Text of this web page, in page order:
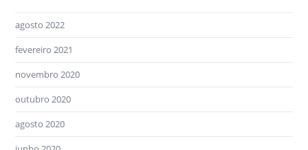
agosto 2022
fevereiro 2021
novembro 2020
outubro 2020
agosto 2020